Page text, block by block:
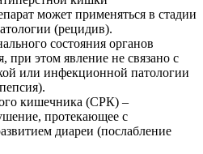
может применяться в стадии
(рецидив).
состояния органов
при этом явление не связано с
или инфекционной патологии
кишечника (СРК) –
протекающее с
диареи (послабление